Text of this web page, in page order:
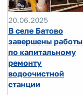
20.06.2025
В селе Батово
завершены работы
по капитальному
ремонту
водоочистной
станции